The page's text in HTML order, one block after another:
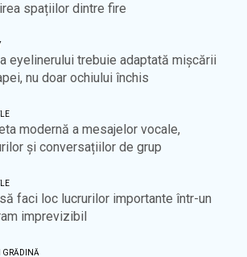
spațiilor dintre fire
eyelinerului trebuie adaptată mișcării
nu doar ochiului închis
modernă a mesajelor vocale,
și conversațiilor de grup
faci loc lucrurilor importante într-un
imprevizibil
GRĂDINĂ